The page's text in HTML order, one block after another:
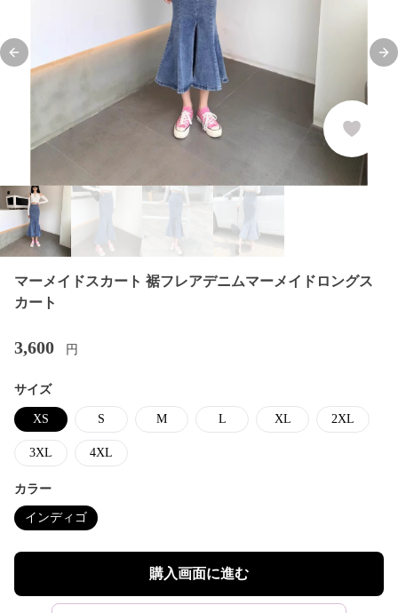
Previous slide
マーメイドスカート 裾フレアデニムマーメイドロングス
カート
3,600 円
サイズ
XS S M L XL 2XL
3XL 4XL
カラー
インディゴ
購入画面に進む